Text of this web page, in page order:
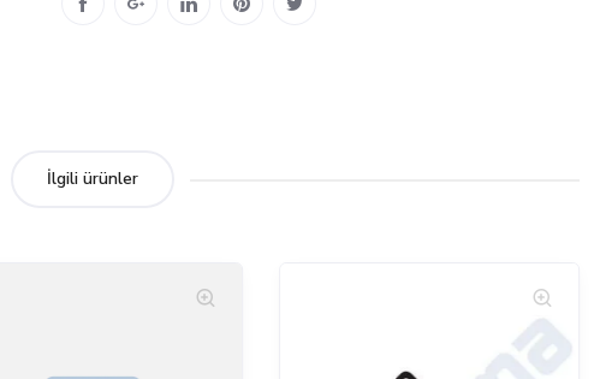
İlgili ürünler